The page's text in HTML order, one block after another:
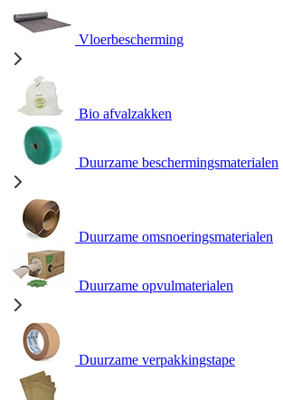
Vloerbescherming
Bio afvalzakken
Duurzame beschermingsmaterialen
Duurzame omsnoeringsmaterialen
Duurzame opvulmaterialen
Duurzame verpakkingstape